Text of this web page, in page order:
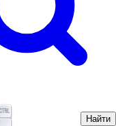
Найти